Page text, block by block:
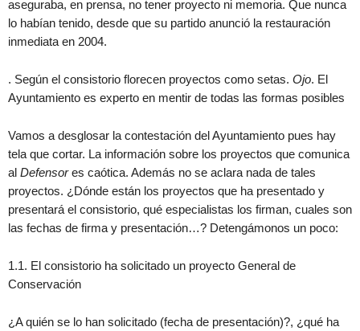
aseguraba, en prensa, no tener proyecto ni memoria. Que nunca
lo habían tenido, desde que su partido anunció la restauración
inmediata en 2004.
. Según el consistorio florecen proyectos como setas. Ojo. El
Ayuntamiento es experto en mentir de todas las formas posibles
Vamos a desglosar la contestación del Ayuntamiento pues hay
tela que cortar. La información sobre los proyectos que comunica
al Defensores caótica. Además no se aclara nada de tales
proyectos. ¿Dónde están los proyectos que ha presentado y
presentará el consistorio, qué especialistas los firman, cuales son
las fechas de firma y presentación…? Detengámonos un poco:
1.1. El consistorio ha solicitado un proyecto General de
Conservación
¿A quién se lo han solicitado (fecha de presentación)?, ¿qué ha